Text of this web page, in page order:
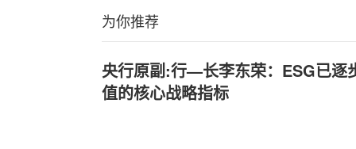
为你推荐
央行原副:行—长李东荣：ESG已逐
值的核心战略指标